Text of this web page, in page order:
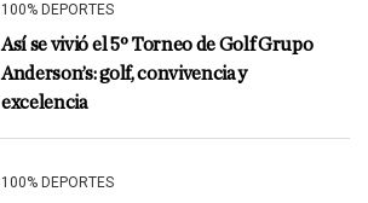
100% DEPORTES
Así se vivió el 5º Torneo de Golf Grupo
Anderson’s: golf, convivencia y
excelencia
100% DEPORTES